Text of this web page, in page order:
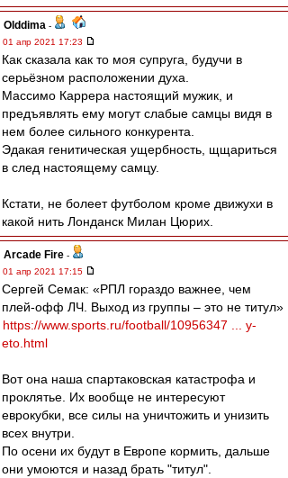
Olddima -
01 апр 2021 17:23
Как сказала как то моя супруга, будучи в
серьёзном расположении духа.
Массимо Каррера настоящий мужик, и
предъявлять ему могут слабые самцы видя в
нем более сильного конкурента.
Эдакая генитическая ущербность, щщариться
в след настоящему самцу.
Кстати, не болеет футболом кроме движухи в
какой нить Лонданск Милан Цюрих.
Arcade Fire -
01 апр 2021 17:15
Сергей Семак: «РПЛ гораздо важнее, чем
плей-офф ЛЧ. Выход из группы – это не титул»
https://www.sports.ru/football/10956347 ... y-
eto.html
Вот она наша спартаковская катастрофа и
проклятье. Их вообще не интересуют
еврокубки, все силы на уничтожить и унизить
всех внутри.
По осени их будут в Европе кормить, дальше
они умоются и назад брать "титул".